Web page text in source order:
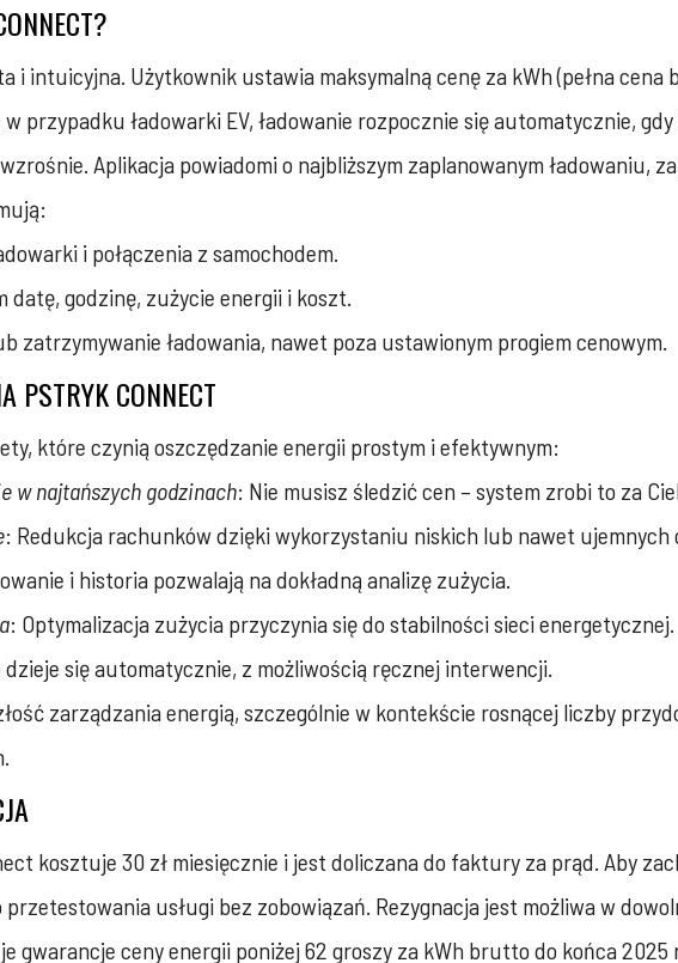
i intuicyjna. Użytkownik ustawia maksymalną cenę za kWh (pełna
przypadku ładowarki EV, ładowanie rozpocznie się automatycznie,
Aplikacja powiadomi o najbliższym zaplanowanym ładowaniu,
i połączenia z samochodem.
datę, godzinę, zużycie energii i koszt.
zatrzymywanie ładowania, nawet poza ustawionym progiem cenowym.
PSTRYK CONNECT
które czynią oszczędzanie energii prostym i efektywnym:
w najtańszych godzinach: Nie musisz śledzić cen – system zrobi to za
: Redukcja rachunków dzięki wykorzystaniu niskich lub nawet ujemnych
i historia pozwalają na dokładną analizę zużycia.
: Optymalizacja zużycia przyczynia się do stabilności sieci energetycznej.
dzieje się automatycznie, z możliwością ręcznej interwencji.
zarządzania energią, szczególnie w kontekście rosnącej liczby
kosztuje 30 zł miesięcznie i jest doliczana do faktury za prąd. Aby
usługi bez zobowiązań. Rezygnacja jest możliwa w
gwarancje ceny energii poniżej 62 groszy za kWh brutto do końca